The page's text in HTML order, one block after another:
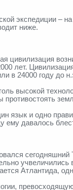
экспедиции
ниже.
цивилизация
лет.
в 24000 году до
высокой
язык и одно
ему давалось
Атлантида,